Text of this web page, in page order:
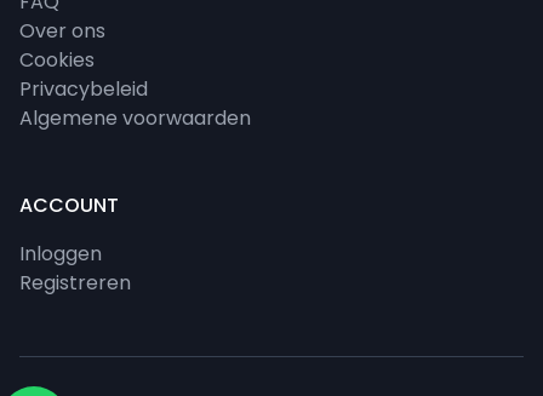
Over ons
Cookies
Privacybeleid
Algemene voorwaarden
ACCOUNT
Inloggen
Registreren